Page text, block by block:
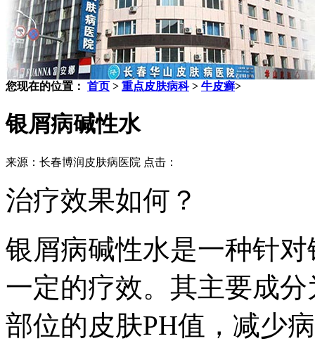
您现在的位置： 首页 > 重点皮肤病科> 牛皮癣>
银屑病碱性水
来源：长春博润皮肤病医院 点击：
治疗效果如何？
银屑病碱性水是一种针
一定的疗效。其主要成
部位的皮肤PH值，减少